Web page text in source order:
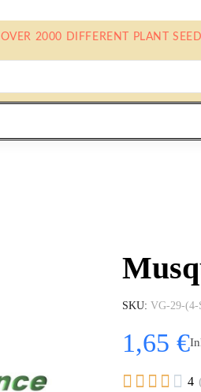
OVER 2000 DIFFERENT PLANT
SKU VG-29-(4-
1,65 €
     4